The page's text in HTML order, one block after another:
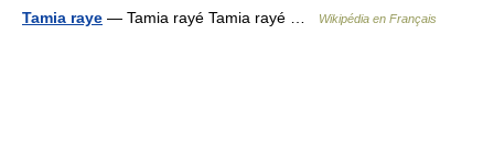
Tamia raye — Tamia rayé Tamia rayé … Wikipédia en Français